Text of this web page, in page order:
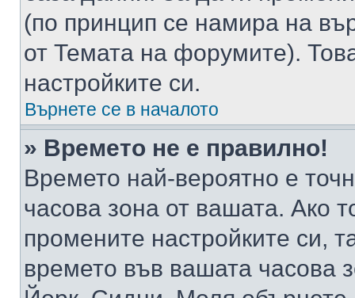
(по принцип се намира на
от Темата на форумите).
настройките си.
Върнете се в началото
» Времето не е правилно!
Времето най-вероятно е
часова зона от вашата. Ако
промените настройките си,
времето във вашата